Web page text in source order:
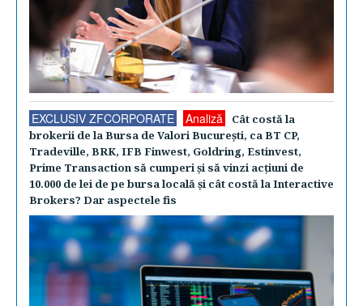
EXCLUSIV ZFCORPORATE Analiză
Cât costă la
brokerii de la Bursa de Valori Bucureşti, ca BT CP,
Tradeville, BRK, IFB Finwest, Goldring, Estinvest,
Prime Transaction să cumperi şi să vinzi acţiuni de
10.000 de lei de pe bursa locală şi cât costă la Interactive
Brokers? Dar aspectele fis